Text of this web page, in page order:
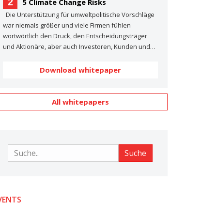
Die Unterstützung für umweltpolitische Vorschläge
war niemals größer und viele Firmen fühlen
wortwörtlich den Druck, den Entscheidungsträger
und Aktionäre, aber auch Investoren, Kunden und…
Download whitepaper
All whitepapers
Suche Suche